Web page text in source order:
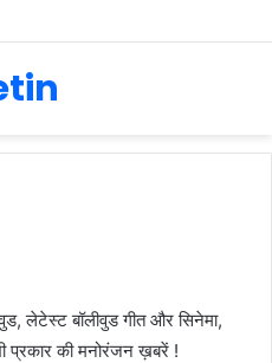
लेटेस्‍ट बॉलीवुड गीत और सिनेमा,
प्रकार की मनोरंजन ख़बरें !